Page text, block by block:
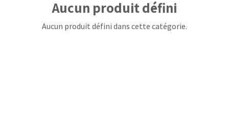
Aucun produit défini
Aucun produit défini dans cette catégorie.